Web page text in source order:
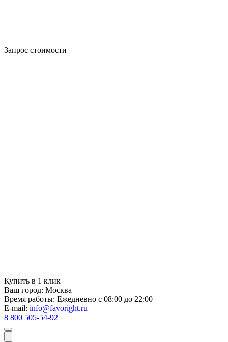
Запрос стоимости
Купить в 1 клик
Ваш город: Москва
Время работы: Ежедневно с 08:00 до 22:00
E-mail: info@favoright.ru
8 800 505-54-92